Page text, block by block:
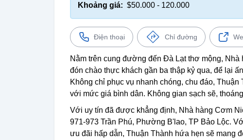
Khoảng giá: $50.000 - 120.000
Điện thoại Chỉ đường
Nằm trên cung đường đến Đà Lạt thơ mộng,
đón chào thực khách gần ba thập kỷ qua, để lại
Không chỉ phục vụ nhanh chóng, chu đáo,
với mức giá bình dân. Không gian sạch sẽ,
Với uy tín đã được khẳng định, Nhà hàng Cơm
971-973 Trần Phú, Phường B'lao, TP Bảo Lộc.
ưu đãi hấp dẫn, Thuận Thành hứa hẹn sẽ mang